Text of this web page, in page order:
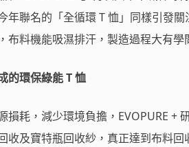
年聯名的「全循環 T 恤」同樣引發
布料機能吸濕排汗，製造過程大有學
的環保綠能 T 恤
損耗，減少環境負擔，EVOPURE +
收及寶特瓶回收紗，真正達到布料